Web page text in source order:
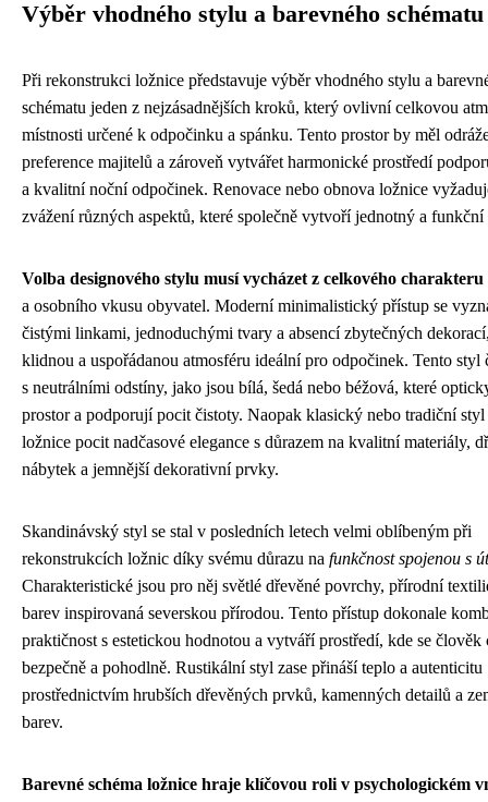
Výběr vhodného stylu a barevného schématu
Při rekonstrukci ložnice představuje výběr vhodného stylu a
schématu jeden z nejzásadnějších kroků, který ovlivní celkovou
místnosti určené k odpočinku a spánku. Tento prostor by měl
preference majitelů a zároveň vytvářet harmonické prostředí
a kvalitní noční odpočinek. Renovace nebo obnova ložnice
zvážení různých aspektů, které společně vytvoří jednotný a funkční
Volba designového stylu musí vycházet z celkového charakteru
a osobního vkusu obyvatel. Moderní minimalistický přístup se
čistými linkami, jednoduchými tvary a absencí zbytečných
klidnou a uspořádanou atmosféru ideální pro odpočinek. Tento styl
s neutrálními odstíny, jako jsou bílá, šedá nebo béžová, které
prostor a podporují pocit čistoty. Naopak klasický nebo tradiční
ložnice pocit nadčasové elegance s důrazem na kvalitní materiály,
nábytek a jemnější dekorativní prvky.
Skandinávský styl se stal v posledních letech velmi oblíbeným při
rekonstrukcích ložnic díky svému důrazu na funkčnost spojenou s
Charakteristické jsou pro něj světlé dřevěné povrchy, přírodní
barev inspirovaná severskou přírodou. Tento přístup dokonale
praktičnost s estetickou hodnotou a vytváří prostředí, kde se člověk
bezpečně a pohodlně. Rustikální styl zase přináší teplo a autenticitu
prostřednictvím hrubších dřevěných prvků, kamenných detailů a
barev.
Barevné schéma ložnice hraje klíčovou roli v psychologickém